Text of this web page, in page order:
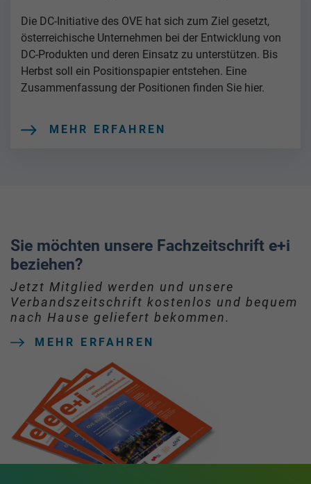
Die DC-Initiative des OVE hat sich zum Ziel gesetzt,
österreichische Unternehmen bei der Entwicklung von
DC-Produkten und deren Einsatz zu unterstützen. Bis
Herbst soll ein Positionspapier entstehen. Eine
Zusammenfassung der Positionen finden Sie hier.
MEHR ERFAHREN
Sie möchten unsere Fachzeitschrift e+i
beziehen?
Jetzt Mitglied werden und unsere
Verbandszeitschrift kostenlos und bequem
nach Hause geliefert bekommen.
MEHR ERFAHREN